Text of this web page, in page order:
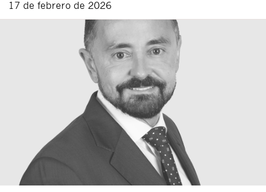
17 de febrero de 2026